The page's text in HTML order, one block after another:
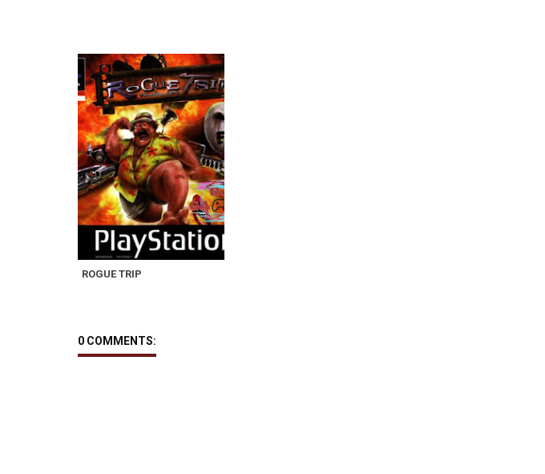
ROGUE TRIP
0 COMMENTS: